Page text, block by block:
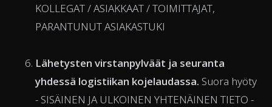
KOLLEGAT / ASIAKKAAT / TOIMITTAJAT,
PARANTUNUT ASIAKASTUKI
Lähetysten virstanpylväät ja seuranta
yhdessä logistiikan kojelaudassa. Suora hyöty
- SISÄINEN JA ULKOINEN YHTENÄINEN TIETO -